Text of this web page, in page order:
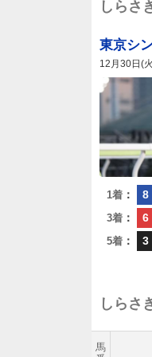
しらさ
東京シ
12月30日(
1着： 8
3着： 6
5着： 3
しらさ
馬